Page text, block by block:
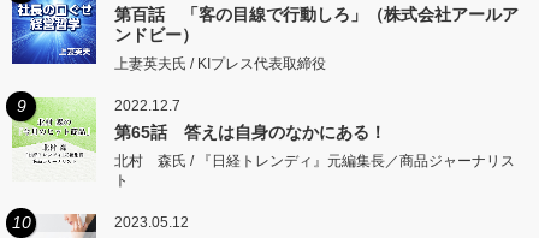
第百話 「客の目線で行動しろ」（株式会社アールア
ンドビー）
上妻英夫氏 / KIプレス代表取締役
9 2022.12.7
第65話 答えは自身のなかにある！
北村 森氏 / 『日経トレンディ』元編集長／商品ジャーナリス
ト
10 2023.05.12